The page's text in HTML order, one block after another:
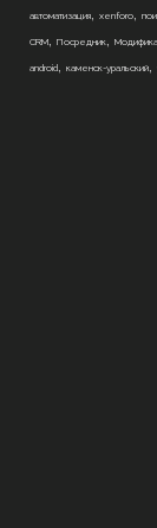
автоматизация, xenforo,
CRM, Посредник,
android, каменск-уральский,